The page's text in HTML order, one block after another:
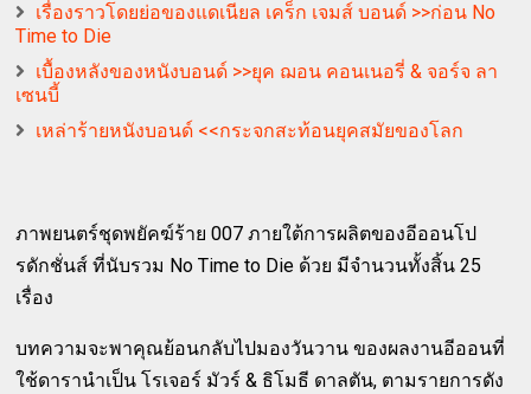
เรื่องราวโดยย่อของแดเนียล เคร็ก เจมส์ บอนด์ >>ก่อน No
Time to Die
เบื้องหลังของหนังบอนด์ >>ยุค ฌอน คอนเนอรี่ & จอร์จ ลา
เซนบี้
เหล่าร้ายหนังบอนด์ <<กระจกสะท้อนยุคสมัยของโลก
ภาพยนตร์ชุดพยัคฆ์ร้าย 007 ภายใต้การผลิตของอีออนโป
รดักชั่นส์ ที่นับรวม No Time to Die ด้วย มีจำนวนทั้งสิ้น 25
เรื่อง
บทความจะพาคุณย้อนกลับไปมองวันวาน ของผลงานอีออนที่
ใช้ดารานำเป็น โรเจอร์ มัวร์ & ธิโมธี ดาลตัน, ตามรายการดัง